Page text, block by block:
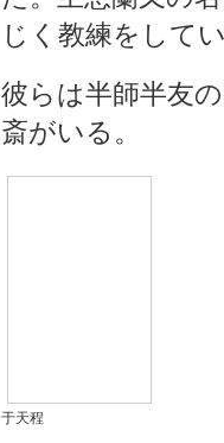
じく教練をして
彼らは半師半友
斎がいる。
于天程